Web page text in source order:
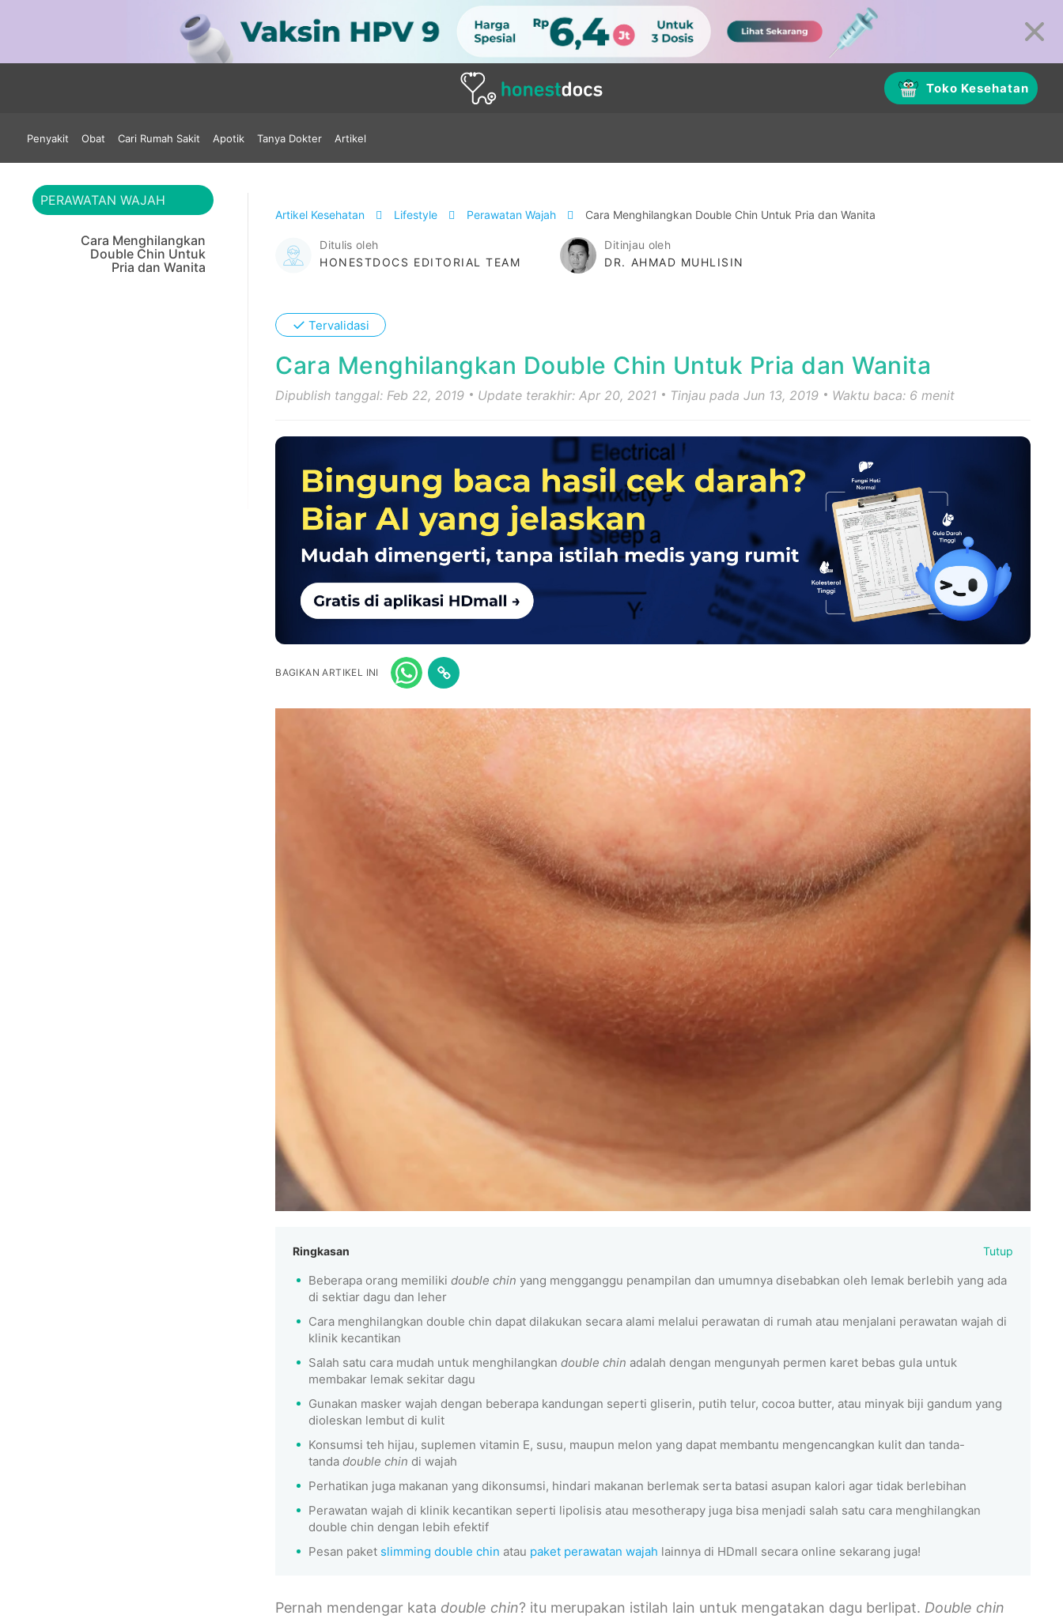
Toko Kesehatan
Penyakit Obat Cari Rumah Sakit Apotik Tanya Dokter Artikel
PERAWATAN WAJAH
Cara Menghilangkan
Double Chin Untuk
Pria dan Wanita
Artikel Kesehatan Lifestyle Perawatan Wajah Cara Menghilangkan Double Chin Untuk Pria dan Wanita
Ditulis oleh
HONESTDOCS EDITORIAL TEAM
Ditinjau oleh
DR. AHMAD MUHLISIN
✓ Tervalidasi
Cara Menghilangkan Double Chin Untuk Pria dan Wanita
Dipublish tanggal: Feb 22, 2019 Update terakhir: Apr 20, 2021 Tinjau pada Jun 13, 2019 Waktu baca: 6 menit
BAGIKAN ARTIKEL INI
Ringkasan Tutup
Beberapa orang memilikidouble chin yang mengganggu penampilan dan umumnya disebabkan oleh lemak berlebih yang ada
di sektiar dagu dan leher
Cara menghilangkan double chin dapat dilakukan secara alami melalui perawatan di rumah atau menjalani perawatan wajah di
klinik kecantikan
Salah satu cara mudah untuk menghilangkandouble chin adalah dengan mengunyah permen karet bebas gula untuk
membakar lemak sekitar dagu
Gunakan masker wajah dengan beberapa kandungan seperti gliserin, putih telur, cocoa butter, atau minyak biji gandum yang
dioleskan lembut di kulit
Konsumsi teh hijau, suplemen vitamin E, susu, maupun melon yang dapat membantu mengencangkan kulit dan tanda-
tandadouble chin di wajah
Perhatikan juga makanan yang dikonsumsi, hindari makanan berlemak serta batasi asupan kalori agar tidak berlebihan
Perawatan wajah di klinik kecantikan seperti lipolisis atau mesotherapy juga bisa menjadi salah satu cara menghilangkan
double chin dengan lebih efektif
Pesan paket slimming double chin atau paket perawatan wajah lainnya di HDmall secara online sekarang juga!
Pernah mendengar kata double chin? itu merupakan istilah lain untuk mengatakan dagu berlipat. Double chin